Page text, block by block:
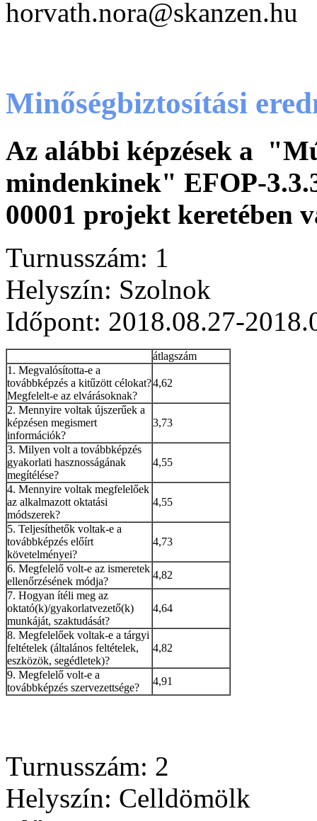
horvath.nora@skanzen.hu
Minőségbiztosítási
Az alábbi képzések a
mindenkinek" EFOP-
00001 projekt keretében
Turnusszám: 1
Helyszín: Szolnok
Időpont: 2018.08.27-
átlagszám
1. Megvalósította-e a
továbbképzés a kitűzött célokat?
Megfelelt-e az elvárásoknak?
4,62
2. Mennyire voltak újszerűek a
képzésen megismert
információk?
3,73
3. Milyen volt a továbbképzés
gyakorlati hasznosságának
megítélése?
4,55
4. Mennyire voltak megfelelőek
az alkalmazott oktatási
módszerek?
4,55
5. Teljesíthetők voltak-e a
továbbképzés előírt
követelményei?
4,73
6. Megfelelő volt-e az ismeretek
ellenőrzésének módja?
4,82
7. Hogyan ítéli meg az
oktató(k)/gyakorlatvezető(k)
munkáját, szaktudását?
4,64
8. Megfelelőek voltak-e a tárgyi
feltételek (általános feltételek,
eszközök, segédletek)?
4,82
9. Megfelelő volt-e a
továbbképzés szervezettsége?
4,91
Turnusszám: 2
Helyszín: Celldömölk